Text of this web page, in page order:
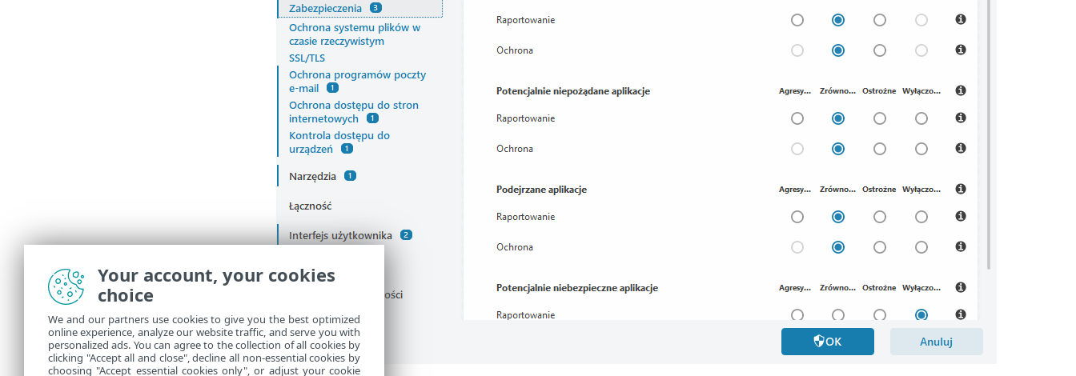
Your account, your cookies
choice
We and our partners use cookies to give you the best optimized
online experience, analyze our website traffic, and serve you with
personalized ads. You can agree to the collection of all cookies by
clicking "Accept all and close", decline all non-essential cookies by
choosing "Accept essential cookies only", or adjust your cookie